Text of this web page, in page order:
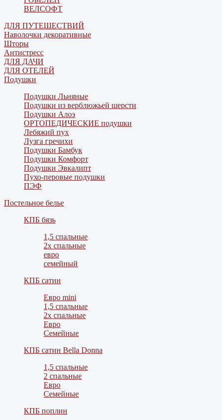
ВЕЛСОФТ
ДЛЯ ПУТЕШЕСТВИЙ
Наволочки декоративные
Шторы
Антистресс
ДЛЯ ДАЧИ
ДЛЯ ОТЕЛЕЙ
Подушки
Подушки Льняные
Подушки из верблюжьей шерсти
Подушки Алоэ
ОРТОПЕДИЧЕСКИЕ подушки
Лебяжий пух
Лузга гречихи
Подушки Бамбук
Подушки Комфорт
Подушки Эвкалипт
Пухо-перовые подушки
ПЭФ
Постельное белье
КПБ бязь
1,5 спальные
2х спальные
евро
семейный
КПБ сатин
Евро mini
1,5 спальные
2х спальные
Евро
Семейные
КПБ сатин Bella Donna
1,5 спальные
2 спальные
Евро
Семейные
КПБ поплин